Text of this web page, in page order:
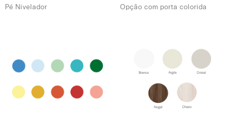
Pé Nivelador Opção com porta colorida